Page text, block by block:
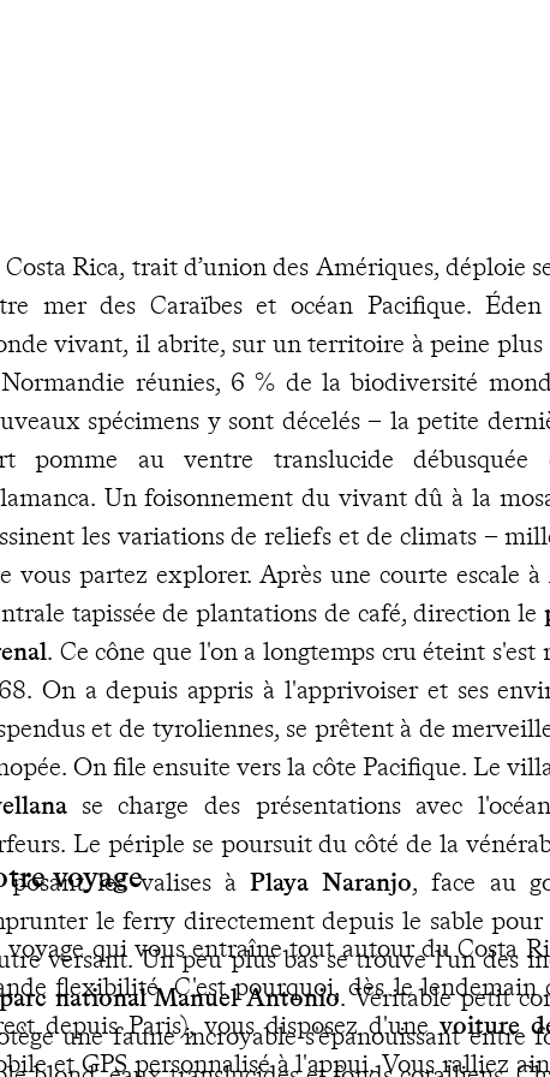
Rica, trait d’union des Amériques, déploie
mer des Caraïbes et océan Pacifique.
vivant, il abrite, sur un territoire à peine plus
réunies, 6 % de la biodiversité
spécimens y sont décelés – la petite
pomme au ventre translucide
Un foisonnement du vivant dû à la
les variations de reliefs et de climats –
vous partez explorer. Après une courte escale à
tapissée de plantations de café, direction le
. Ce cône que l'on a longtemps cru éteint
On a depuis appris à l'apprivoiser et ses
et de tyroliennes, se prêtent à de
On file ensuite vers la côte Pacifique. Le
se charge des présentations avec
Le périple se poursuit du côté de la
posant les valises à Playa Naranjo, face au
le ferry directement depuis le sable
versant. Un peu plus bas se trouve l'un des
national Manuel Antonio. Véritable petit
une faune incroyable s'épanouissant entre
voyage
voyage qui vous entraîne tout autour du Costa
flexibilité. C'est pourquoi, dès le
depuis Paris), vous disposez d'unevoiture
et GPS personnalisé à l'appui. Vous ralliez